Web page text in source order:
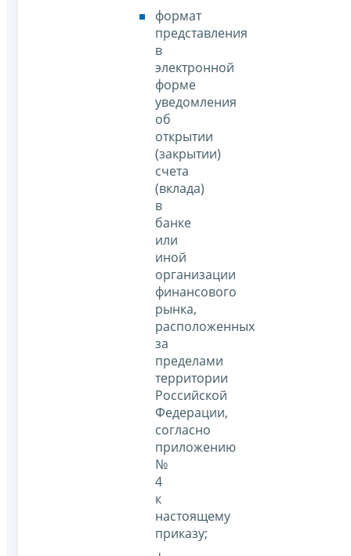
формат
представления
в
электронной
форме
уведомления
об
открытии
(закрытии)
счета
(вклада)
в
банке
или
иной
организации
финансового
рынка,
расположенных
за
пределами
территории
Российской
Федерации,
согласно
приложению
№
4
к
настоящему
приказу;